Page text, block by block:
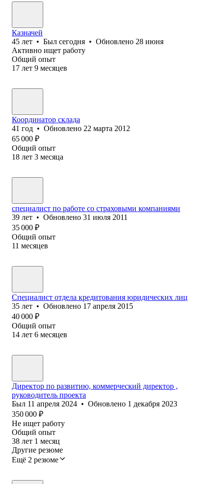
Казначей
45 лет • Был сегодня • Обновлено 28 июня
Активно ищет работу
Общий опыт
17 лет 9 месяцев
Координатор склада
41 год • Обновлено 22 марта 2012
65 000 ₽
Общий опыт
18 лет 3 месяца
специалист по работе со страховыми компаниями
39 лет • Обновлено 31 июля 2011
35 000 ₽
Общий опыт
11 месяцев
Специалист отдела кредитования юридических лиц
35 лет • Обновлено 17 апреля 2015
40 000 ₽
Общий опыт
14 лет 6 месяцев
Директор по развитию, коммерческий директор ,
руководитель проекта
Был 11 апреля 2024 • Обновлено 1 декабря 2023
350 000 ₽
Не ищет работу
Общий опыт
38 лет 1 месяц
Другие резюме
Ещё 2 резюме